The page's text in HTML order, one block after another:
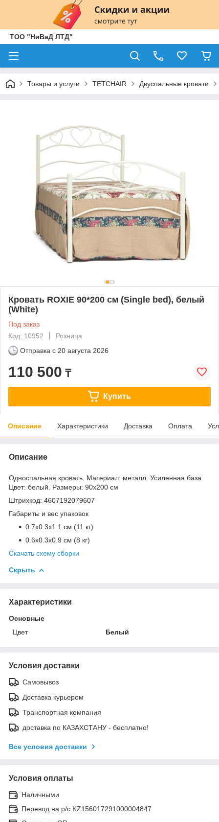
ТОО "НиВаД ЛТД"
Товары и услуги TETCHAIR Двуспальные кровати
Кровать ROXIE 90*200 см (Single bed), белый
(White)
Под заказ
Код: 10952
Розница
Отправка с 20 августа 2026
110 500 ₸
Купить
Описание Характеристики Доставка Оплата
Описание
Односпальная кровать. Материал: металл. Усиленная база.
Цвет: белый. Размеры: 90х200 см
Штрихкод: 4607192079607
Габариты и вес упаковок
0.7x0.3x1.1 см (11 кг)
0.6x0.3x0.9 см (8 кг)
Скачать схему сборки
Скрыть
Характеристики
Основные
Цвет
Белый
Условия доставки
Самовывоз
Доставка курьером
Транспортная компания
доставка по КАЗАХСТАНУ - бесплатно!
Все условия доставки
Условия оплаты
Наличными
Перевод на р/с KZ156017291000004847